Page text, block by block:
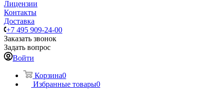
Лицензии
Контакты
Доставка
+7 495 909-24-00
Заказать звонок
Задать вопрос
Войти
Корзина0
Избранные товары0